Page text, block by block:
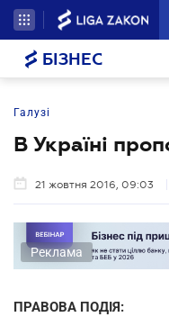
БІЗНЕС
Галузі
В Україні
21 жовтня 2016, 09:03
Реклама
ПРАВОВА ПОДІЯ: